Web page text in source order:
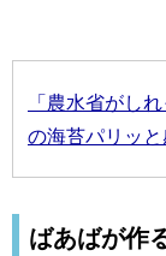
「農水省がし
の海苔パリッ
ばあばが作